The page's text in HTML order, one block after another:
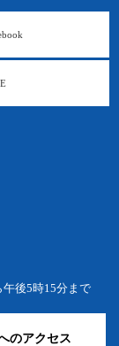
後5時15分まで
のアクセス